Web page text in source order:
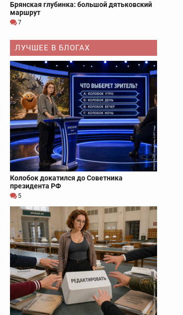
Брянская глубинка: большой дятьковский
маршрут
7
ЛУЧШЕЕ В БЛОГАХ
Колобок докатился до Советника
президента РФ
5